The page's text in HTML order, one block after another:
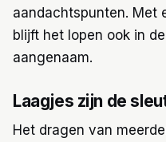
aandachtspunten. Met
blijft het lopen ook in
aangenaam.
Laagjes zijn de
Het dragen van